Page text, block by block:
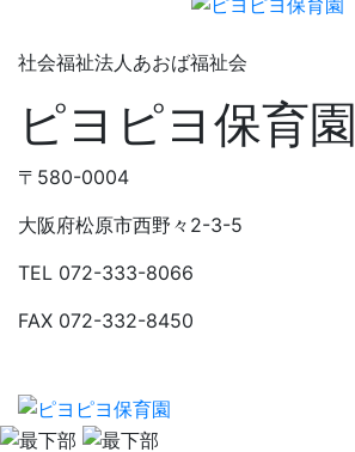
社会福祉法人あおば福祉会
ピヨピヨ保育園
〒580-0004
大阪府松原市西野々2-3-5
TEL 072-333-8066
FAX 072-332-8450